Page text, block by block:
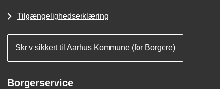
Tilgængelighedserklæring
Skriv sikkert til Aarhus Kommune (for Borgere)
Borgerservice